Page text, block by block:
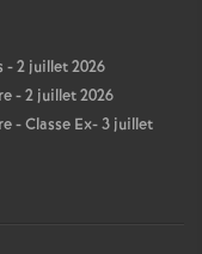
2 juillet 2026
- 2 juillet 2026
- Classe Ex- 3 juillet